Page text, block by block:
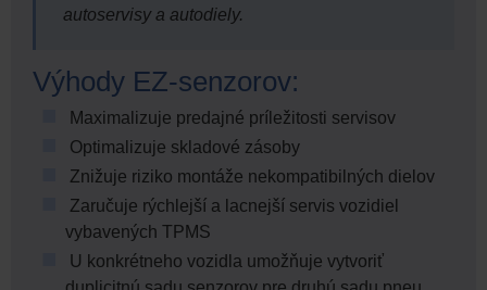
autoservisy a autodiely.
Výhody EZ-senzorov:
Maximalizuje predajné príležitosti servisov
Optimalizuje skladové zásoby
Znižuje riziko montáže nekompatibilných dielov
Zaručuje rýchlejší a lacnejší servis vozidiel
vybavených TPMS
U konkrétneho vozidla umožňuje vytvoriť